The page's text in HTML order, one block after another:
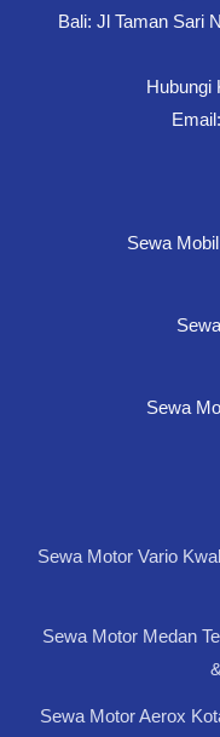
Bali: Jl Taman Sari
Hubungi
Sewa
Sewa
Sewa Motor Vario
Sewa Motor Medan
Sewa Motor Aerox